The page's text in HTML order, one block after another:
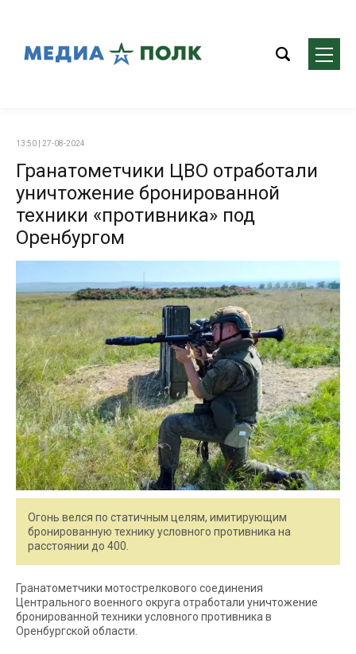
13:50 | 27-08-2024
Гранатометчики ЦВО отработали
уничтожение бронированной
техники «противника» под
Оренбургом
Огонь велся по статичным целям, имитирующим
бронированную технику условного противника на
расстоянии до 400.
Гранатометчики мотострелкового соединения
Центрального военного округа отработали уничтожение
бронированной техники условного противника в
Оренбургской области.